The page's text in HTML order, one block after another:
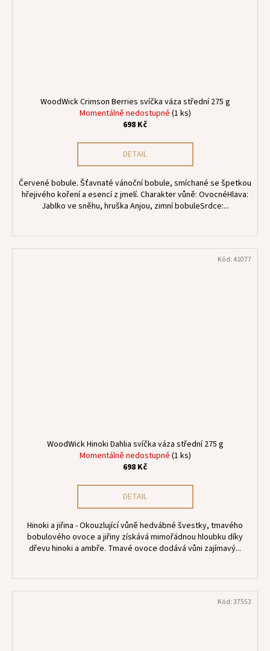
WoodWick Crimson Berries svíčka váza střední 275 g
Momentálně nedostupné (1 ks)
698 Kč
DETAIL
Červené bobule. Šťavnaté vánoční bobule, smíchané se špetkou
hřejivého koření a esencí z jmelí. Charakter vůně: OvocnéHlava:
Jablko ve sněhu, hruška Anjou, zimní bobuleSrdce:...
WoodWick Hinoki Dahlia svíčka váza střední 275 g
Momentálně nedostupné (1 ks)
698 Kč
DETAIL
Hinoki a jiřina - Okouzlující vůně hedvábné švestky, tmavého
bobulového ovoce a jiřiny získává mimořádnou hloubku díky
dřevu hinoki a ambře. Tmavé ovoce dodává vůni zajímavý...
Kód:41077
Kód:37553